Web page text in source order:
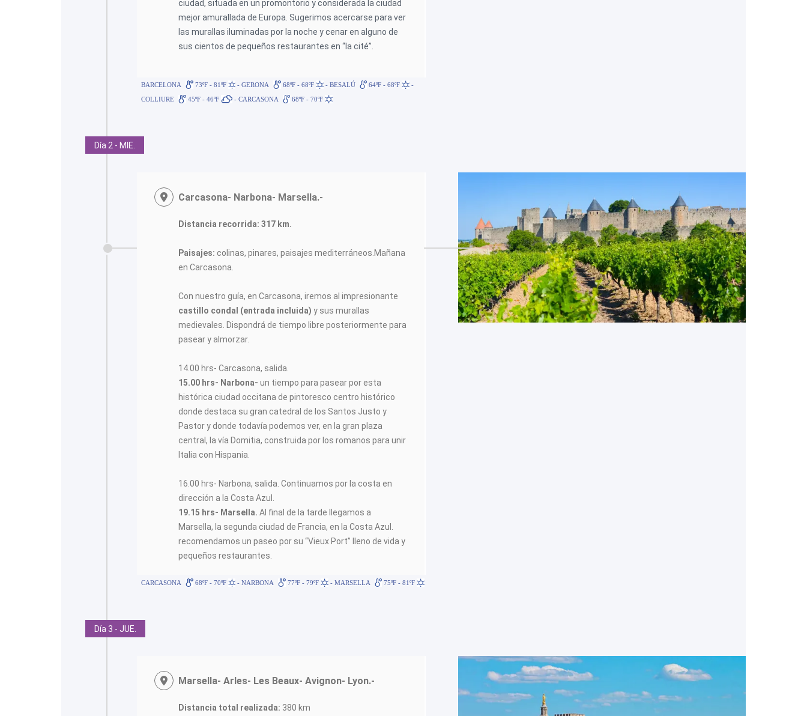
ciudad, situada en un promontorio y considerada la ciudad
mejor amurallada de Europa. Sugerimos acercarse para ver
las murallas iluminadas por la noche y cenar en alguno de
sus cientos de pequeños restaurantes en “la cité”.
BARCELONA 73ºF - 81ºF - GERONA 68ºF - 68ºF - BESALÚ 64ºF - 68ºF
-
COLLIURE
45ºF - 46ºF - CARCASONA 68ºF - 70ºF
Día 2 - MIE.
Carcasona- Narbona- Marsella.-
Distancia recorrida: 317 km.
Paisajes: colinas, pinares, paisajes mediterráneos.Mañana
en Carcasona.
Con nuestro guía, en Carcasona, iremos al impresionante
castillo condal (entrada incluida) y sus murallas
medievales. Dispondrá de tiempo libre posteriormente para
pasear y almorzar.
14.00 hrs- Carcasona, salida.
15.00 hrs- Narbona- un tiempo para pasear por esta
histórica ciudad occitana de pintoresco centro histórico
donde destaca su gran catedral de los Santos Justo y
Pastor y donde todavía podemos ver, en la gran plaza
central, la vía Domitia, construida por los romanos para unir
Italia con Hispania.
16.00 hrs- Narbona, salida. Continuamos por la costa en
dirección a la Costa Azul.
19.15 hrs- Marsella.Al final de la tarde llegamos a
Marsella, la segunda ciudad de Francia, en la Costa Azul.
recomendamos un paseo por su “Vieux Port” lleno de vida y
pequeños restaurantes.
CARCASONA 68ºF - 70ºF - NARBONA 77ºF - 79ºF - MARSELLA 75ºF - 81ºF
Día 3 - JUE.
Marsella- Arles- Les Beaux- Avignon- Lyon.-
Distancia total realizada: 380 km